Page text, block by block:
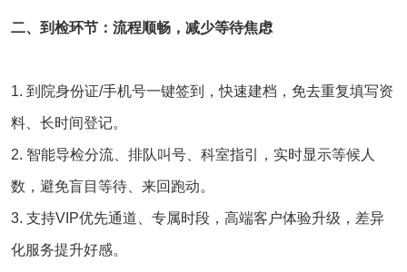
二、到检环节：流程顺畅，减少等待焦虑
1. 到院身份证/手机号一键签到，快速建档，免去重复填写资
料、长时间登记。
2. 智能导检分流、排队叫号、科室指引，实时显示等候人
数，避免盲目等待、来回跑动。
3. 支持VIP优先通道、专属时段，高端客户体验升级，差异
化服务提升好感。